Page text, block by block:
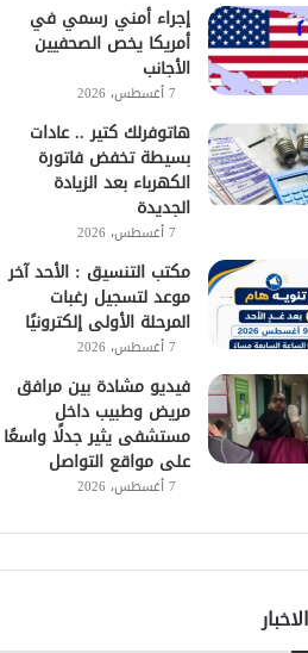
إجراء أمني رسمي في
أمريكا يخص الصحفيين
الأجانب
7 أغسطس، 2026
هاتوفرلك كتير .. عادات
بسيطة تخفض فاتورة
الكهرباء بعد الزيادة
الجديدة
7 أغسطس، 2026
مكتب التنسيق : الأحد آخر
موعد لتسجيل رغبات
المرحلة الأولى إلكترونيًا
7 أغسطس، 2026
فيديو مشادة بين مرافق
مريض وطبيب داخل
مستشفى يثير جدلًا واسعًا
على مواقع التواصل
7 أغسطس، 2026